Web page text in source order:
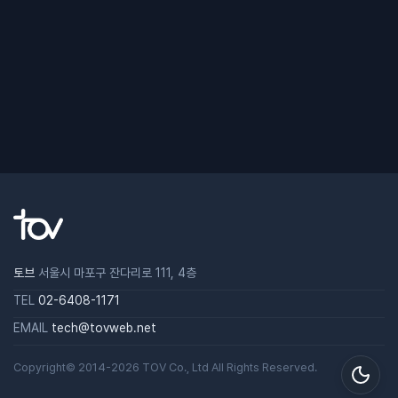
토브 서울시 마포구 잔다리로 111, 4층
TEL 02-6408-1171
EMAIL tech@tovweb.net
Copyright© 2014-2026 TOV Co., Ltd All Rights Reserved.